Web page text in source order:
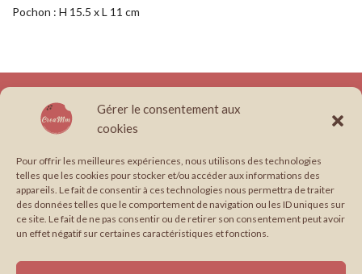
Gérer le consentement aux
cookies
Pour offrir les meilleures expériences, nous utilisons des technologies
telles que les cookies pour stocker et/ou accéder aux informations des
appareils. Le fait de consentir à ces technologies nous permettra de traiter
des données telles que le comportement de navigation ou les ID uniques sur
ce site. Le fait de ne pas consentir ou de retirer son consentement peut avoir
un effet négatif sur certaines caractéristiques et fonctions.
Pochon : H 15.5 x L 11 cm
Création site internet, graphisme & papeterie illustrée en Occitanie.
Édition : Formule cerise
Envie de travailler avec moi ?
Graphisme
Graphisme : Formule coco
Graphisme : Formule framboise
Mentions légales
Mes Services Mon compte
Paiement
Panier
Papeterie : Formule chocolat
Papeterie : Formule vanille-fraise
Politique de confidentialité
Portfolio
Suivi de commande Support imprimé
Web